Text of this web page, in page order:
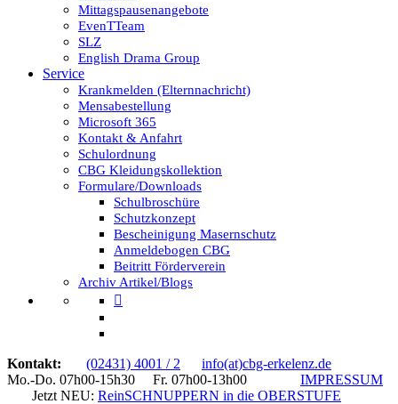
Mittagspausenangebote
EvenTTeam
SLZ
English Drama Group
Service
Krankmelden (Elternnachricht)
Mensabestellung
Microsoft 365
Kontakt & Anfahrt
Schulordnung
CBG Kleidungskollektion
Formulare/Downloads
Schulbroschüre
Schutzkonzept
Bescheinigung Masernschutz
Anmeldebogen CBG
Beitritt Förderverein
Archiv Artikel/Blogs
Kontakt: (02431) 4001 / 2
info(at)cbg-erkelenz.de
Mo.-Do. 07h00-15h30 Fr. 07h00-13h00 IMPRESSUM
Jetzt NEU: ReinSCHNUPPERN in die OBERSTUFE